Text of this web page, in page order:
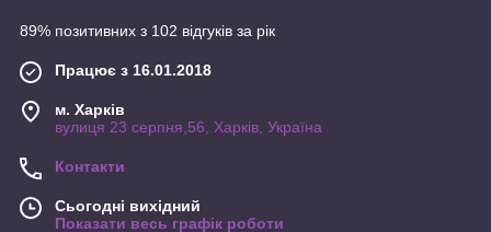
89% позитивних з 102 відгуків за рік
Працює з 16.01.2018
м. Харків
вулиця 23 серпня,56, Харків, Україна
Контакти
Сьогодні вихідний
Показати весь графік роботи